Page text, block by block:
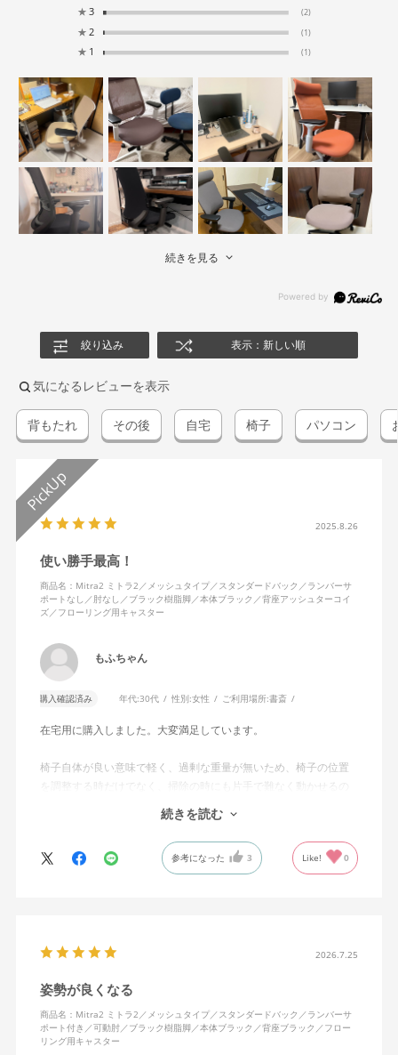
★ 3 (2)
★ 2 (1)
★ 1 (1)
続きを見る
絞り込み 表示：新しい順
気になるレビューを表示
背もたれ その後 自宅 椅子 パソコン
2025.8.26
使い勝手最高！
商品名：Mitra2 ミトラ2／メッシュタイプ／スタンダードバック／ランバーサ
ポートなし／肘なし／ブラック樹脂脚／本体ブラック／背座アッシュターコイ
ズ／フローリング用キャスター
もふちゃん
購入確認済み 年代:30代 性別:女性 ご利用場所:書斎
在宅用に購入しました。大変満足しています。
椅子自体が良い意味で軽く、過剰な重量が無いため、椅子の位置
を調整する時だけでなく、掃除の時にも片手で難なく動かせるの
で、ストレスを感じません。
背中はメッシュ素材でハリがあり、沈み込みすぎないところが気
に入っています。色も画像通りのアッシュブルーで、部屋の差し
色になっています。
キャスターはフローリング用を選びました。とにかく動きが滑ら
思います。良い商品に巡り会えてとても嬉しいです。
続きを読む
参考になった 3 Like! 0
2026.7.25
姿勢が良くなる
商品名：Mitra2 ミトラ2／メッシュタイプ／スタンダードバック／ランバーサ
ポート付き／可動肘／ブラック樹脂脚／本体ブラック／背座ブラック／フロー
リング用キャスター